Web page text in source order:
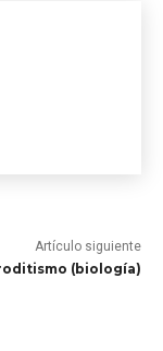
Artículo siguiente
(biología)